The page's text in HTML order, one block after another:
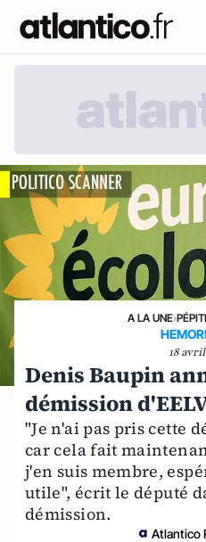
A LA UNE›
18
Denis Baupin
démission
"Je n'ai pas pris cette
car cela fait
j'en suis membre,
utile", écrit le député
démission.
Atlantico